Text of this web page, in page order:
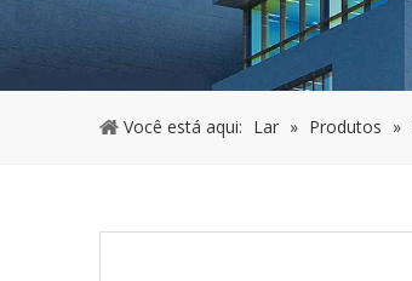
Você está aqui: Lar » Produtos »